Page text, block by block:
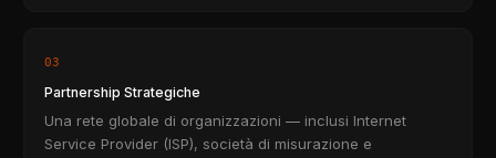
03
Partnership Strategiche
Una rete globale di organizzazioni — inclusi Internet
Service Provider (ISP), società di misurazione e